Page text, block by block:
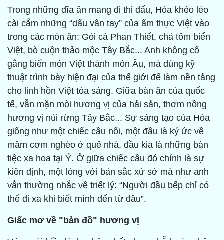
Trong những đĩa ăn mang đi thi đấu, Hòa khéo léo
cài cắm những “dấu vân tay” của ẩm thực Việt vào
trong các món ăn: Gỏi cá Phan Thiết, chả tôm biển
Việt, bò cuộn thảo mộc Tây Bắc... Anh không cố
gắng biến món Việt thành món Âu, mà dùng kỹ
thuật trình bày hiện đại của thế giới để làm nền tảng
cho linh hồn Việt tỏa sáng. Giữa bàn ăn của quốc
tế, vẫn mặn mòi hương vị của hải sản, thơm nồng
hương vị núi rừng Tây Bắc... Sự sáng tạo của Hòa
giống như một chiếc cầu nối, một đầu là ký ức về
mâm cơm nghèo ở quê nhà, đầu kia là những bàn
tiệc xa hoa tại Ý. Ở giữa chiếc cầu đó chính là sự
kiên định, một lòng với bản sắc xứ sở mà như anh
vẫn thường nhắc về triết lý: “Người đầu bếp chỉ có
thể đi xa khi biết mình đến từ đâu”.
Giấc mơ về "bản đồ" hương vị